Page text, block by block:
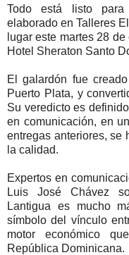
Todo está listo
elaborado en Talleres
lugar este martes 28
Hotel Sheraton Santo
El galardón fue
Puerto Plata, y
Su veredicto es
en comunicación, en
entregas anteriores, se
la calidad.
Expertos en
Luis José Chávez
Lantigua es mucho
símbolo del vínculo
motor económico
República Dominicana.